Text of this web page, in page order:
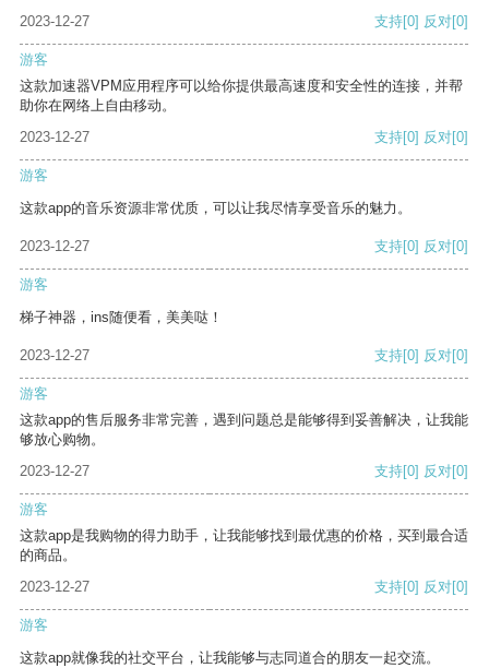
2023-12-27
支持[0] 反对[0]
游客
这款加速器VPM应用程序可以给你提供最高速度和安全性的连接，并帮
助你在网络上自由移动。
2023-12-27
支持[0] 反对[0]
游客
这款app的音乐资源非常优质，可以让我尽情享受音乐的魅力。
2023-12-27 支持[0] 反对[0]
游客
梯子神器，ins随便看，美美哒！
2023-12-27 支持[0] 反对[0]
游客
这款app的售后服务非常完善，遇到问题总是能够得到妥善解决，让我能
够放心购物。
2023-12-27
支持[0] 反对[0]
游客
这款app是我购物的得力助手，让我能够找到最优惠的价格，买到最合适
的商品。
2023-12-27
支持[0] 反对[0]
游客
这款app就像我的社交平台，让我能够与志同道合的朋友一起交流。